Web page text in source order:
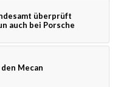
überprüft
auch bei Porsche
Mecan